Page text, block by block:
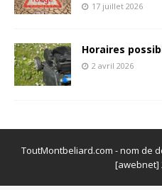
17 juillet 2026
Horaires
2 avril 2026
ToutMontbeliard.com - nom de
[awebnet]